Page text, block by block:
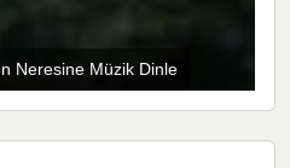
Neresine Müzik Dinle